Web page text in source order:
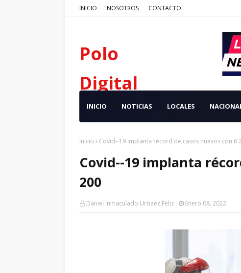
INICIO NOSOTROS CONTACTO
Polo
Digital
INICIO NOTICIAS LOCALES
Inicio Covid--19 implanta récord de casos nuevos con 6
Covid--19 implanta
200
Daniel Inmaculado Urbaez Feliz Enero 08, 2022